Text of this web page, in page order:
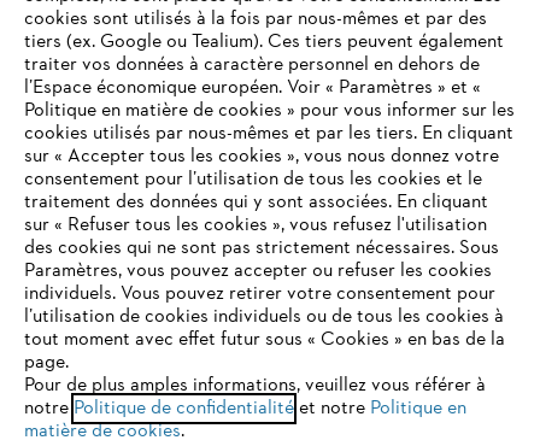
STIHL FAQ
Contact
Politique de protection des données
Mentions légales Utilisation des cookies
Informations juridiques
VOTRE NAVIGATEUR INTERNET
N'EST PLUS PRIS EN CHARGE
Vous utilisez un navigateur Internet que nous ne prenons plus
en charge, et certaines fonctionnalités de notre site ne
peuvent fonctionner correctement. Pour une utilisation
optimale de notre site, nous vous recommandons de passer à
l'un des navigateurs suivants :
cookies sont utilisés à la fois par nous-mêmes et par des
tiers (ex. Google ou Tealium). Ces tiers peuvent également
traiter vos données à caractère personnel en dehors de
l’Espace économique européen. Voir « Paramètres » et «
Politique en matière de cookies » pour vous informer sur les
cookies utilisés par nous-mêmes et par les tiers. En cliquant
sur « Accepter tous les cookies », vous nous donnez votre
consentement pour l’utilisation de tous les cookies et le
traitement des données qui y sont associées. En cliquant
sur « Refuser tous les cookies », vous refusez l'utilisation
des cookies qui ne sont pas strictement nécessaires. Sous
Paramètres, vous pouvez accepter ou refuser les cookies
individuels. Vous pouvez retirer votre consentement pour
l’utilisation de cookies individuels ou de tous les cookies à
tout moment avec effet futur sous « Cookies » en bas de la
page.
Pour de plus amples informations, veuillez vous référer à
notre Politique de confidentialitéet notre Politique en
matière de cookies.